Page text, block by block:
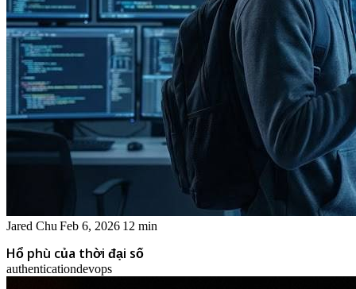
Jared ChuFeb 6, 2026 12 min
Hổ phù của thời đại số
authenticationdevops